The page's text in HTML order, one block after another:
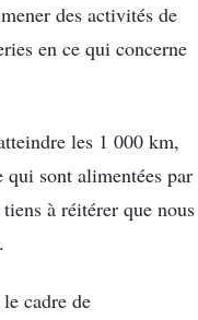
des activités de
en ce qui concerne
les 1 000 km,
qui sont alimentées par
à réitérer que nous
cadre de